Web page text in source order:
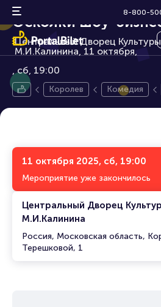
8-800-
Спектакль
Осколки шоу-
Центральный Дворец
М.И.Калинина, 11 октября,
сб, 19:00
Королев Комедия
11 октября 2025, сб, 19:00
Мероприятие уже закончилось
Центральный Дворец
М.И.Калинина
Россия, Московская область,
Терешковой, 1